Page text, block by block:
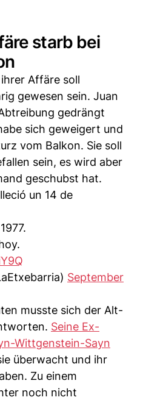
starb bei
Affäre soll
gewesen sein. Juan
gedrängt
sich geweigert und
vom Balkon. Sie soll
sein, es wird aber
geschubst hat.
un 14 de
September
musste sich der Alt-
Seine Ex-
Wittgenstein-Sayn
überwacht und ihr
Zu einem
noch nicht